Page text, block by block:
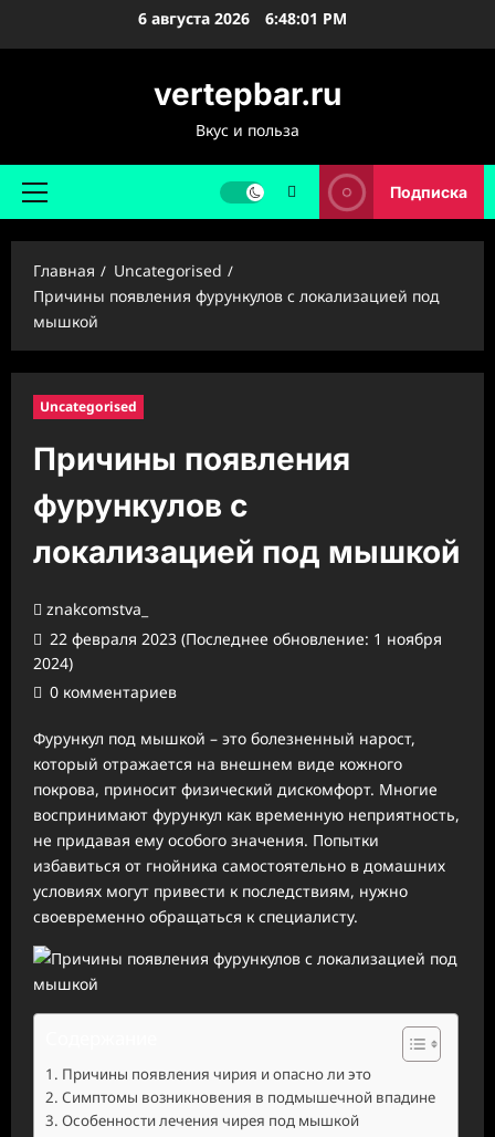
6 августа 2026 6:48:02 PM
vertepbar.ru
Вкус и польза
Основное
Подписка
Главная
Uncategorised
Причины появления фурункулов с локализацией под
мышкой
Uncategorised
Причины появления
фурункулов с
локализацией под мышкой
znakcomstva_
22 февраля 2023 (Последнее обновление: 1 ноября
2024)
0 комментариев
Фурункул под мышкой – это болезненный нарост,
который отражается на внешнем виде кожного
покрова, приносит физический дискомфорт. Многие
воспринимают фурункул как временную неприятность,
не придавая ему особого значения. Попытки
избавиться от гнойника самостоятельно в домашних
условиях могут привести к последствиям, нужно
своевременно обращаться к специалисту.
Причины появления чирия и опасно ли это
Симптомы возникновения в подмышечной впадине
Особенности лечения чирея под мышкой